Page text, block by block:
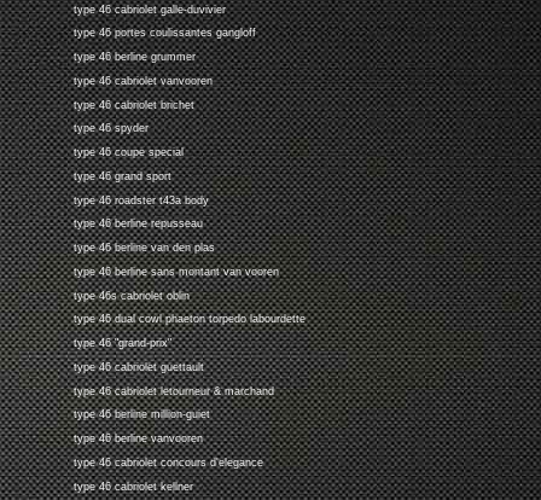
type 46 cabriolet galle-duvivier
type 46 portes coulissantes gangloff
type 46 berline grummer
type 46 cabriolet vanvooren
type 46 cabriolet brichet
type 46 spyder
type 46 coupe special
type 46 grand sport
type 46 roadster t43a body
type 46 berline repusseau
type 46 berline van den plas
type 46 berline sans montant van vooren
type 46s cabriolet oblin
type 46 dual cowl phaeton torpedo labourdette
type 46 "grand-prix"
type 46 cabriolet guettault
type 46 cabriolet letourneur & marchand
type 46 berline million-guiet
type 46 berline vanvooren
type 46 cabriolet concours d'elegance
type 46 cabriolet kellner